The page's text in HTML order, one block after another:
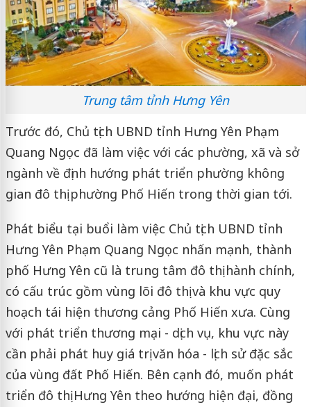
Trung tâm tỉnh Hưng Yên
Trước đó, Chủ tịch UBND tỉnh Hưng Yên Phạm
Quang Ngọc đã làm việc với các phường, xã và sở
ngành về định hướng phát triển phường không
gian đô thị phường Phố Hiến trong thời gian tới.
Phát biểu tại buổi làm việc Chủ tịch UBND tỉnh
Hưng Yên Phạm Quang Ngọc nhấn mạnh, thành
phố Hưng Yên cũ là trung tâm đô thị hành chính,
có cấu trúc gồm vùng lõi đô thị và khu vực quy
hoạch tái hiện thương cảng Phố Hiến xưa. Cùng
với phát triển thương mại - dịch vụ, khu vực này
cần phải phát huy giá trị văn hóa - lịch sử đặc sắc
của vùng đất Phố Hiến. Bên cạnh đó, muốn phát
triển đô thị Hưng Yên theo hướng hiện đại, đồng